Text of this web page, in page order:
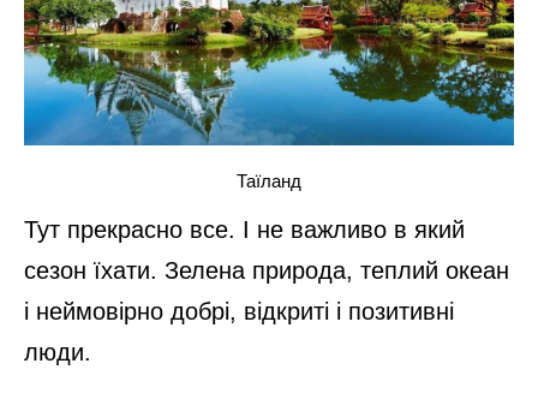
Чорногорія
Країна з неймовірною природою і
архітектурою. Де гармонійно поєднані
лагідне море і гори.